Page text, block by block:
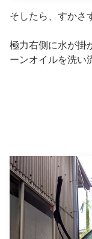
そしたら、すかさ
極力右側に水が掛
ーンオイルを洗い